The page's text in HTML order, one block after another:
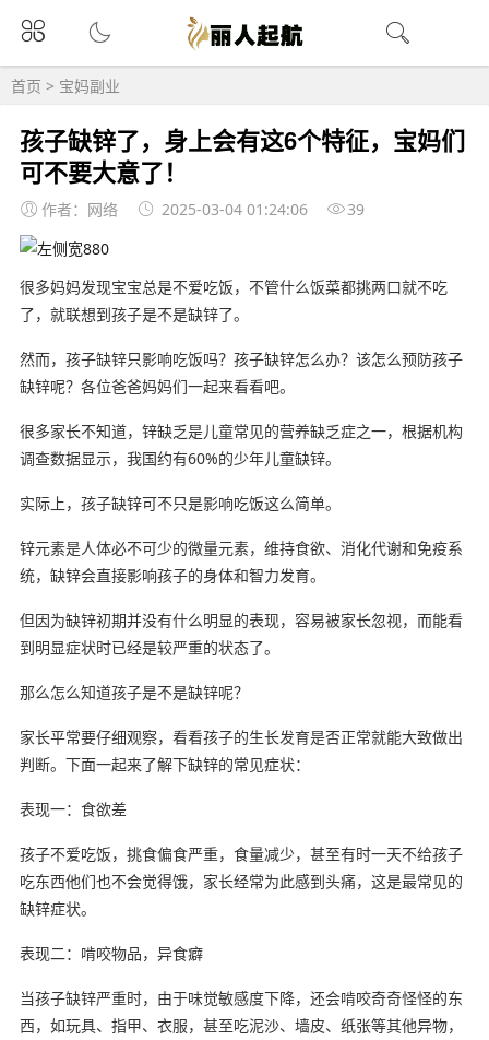
首页 > 宝妈副业
孩子缺锌了，身上会有这6个特征，宝妈们
可不要大意了！
作者：网络 2025-03-04 01:24:06 39
很多妈妈发现宝宝总是不爱吃饭，不管什么饭菜都挑两口就不吃
了，就联想到孩子是不是缺锌了。
然而，孩子缺锌只影响吃饭吗？孩子缺锌怎么办？该怎么预防孩子
缺锌呢？各位爸爸妈妈们一起来看看吧。
很多家长不知道，锌缺乏是儿童常见的营养缺乏症之一，根据机构
调查数据显示，我国约有60%的少年儿童缺锌。
实际上，孩子缺锌可不只是影响吃饭这么简单。
锌元素是人体必不可少的微量元素，维持食欲、消化代谢和免疫系
统，缺锌会直接影响孩子的身体和智力发育。
但因为缺锌初期并没有什么明显的表现，容易被家长忽视，而能看
到明显症状时已经是较严重的状态了。
那么怎么知道孩子是不是缺锌呢？
家长平常要仔细观察，看看孩子的生长发育是否正常就能大致做出
判断。下面一起来了解下缺锌的常见症状：
表现一：食欲差
孩子不爱吃饭，挑食偏食严重，食量减少，甚至有时一天不给孩子
吃东西他们也不会觉得饿，家长经常为此感到头痛，这是最常见的
缺锌症状。
表现二：啃咬物品，异食癖
当孩子缺锌严重时，由于味觉敏感度下降，还会啃咬奇奇怪怪的东
西，如玩具、指甲、衣服，甚至吃泥沙、墙皮、纸张等其他异物，